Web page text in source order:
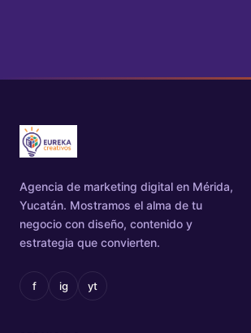
Agencia de marketing digital en Mérida,
Yucatán. Mostramos el alma de tu
negocio con diseño, contenido y
estrategia que convierten.
f ig yt